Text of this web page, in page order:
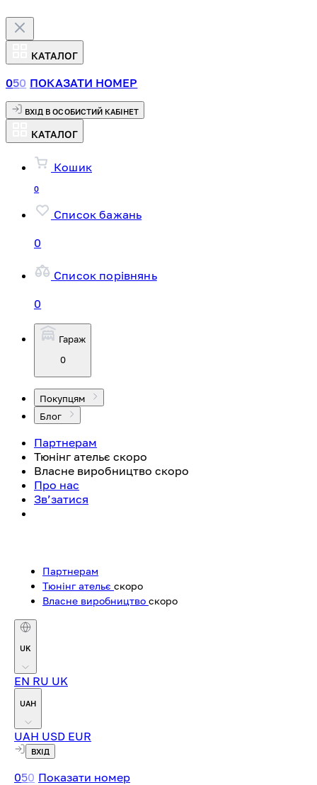
КАТАЛОГ
050 ПОКАЗАТИ НОМЕР
ВХІД В ОСОБИСТИЙ КАБІНЕТ
КАТАЛОГ
Кошик
0
Список бажань
0
Список порівнянь
0
Гараж
0
Покупцям
Блог
Партнерам
Тюнінг ательє скоро
Власне виробництво скоро
Про нас
Зв’затися
Партнерам
Тюнінг ательє скоро
Власне виробництво скоро
UK
EN RU UK
UAH
UAH USD EUR
ВХІД
050 Показати номер